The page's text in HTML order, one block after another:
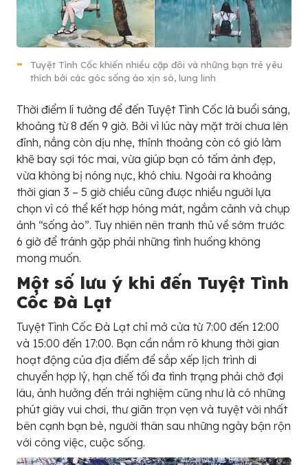
Tuyệt Tình Cốc khiến nhiều cặp đôi và những bạn trẻ yêu
thích bởi các góc sống ảo xịn sò, lung linh
Thời điểm lí tưởng để đến Tuyệt Tình Cốc là buổi sáng,
khoảng từ 8 đến 9 giờ. Bởi vì lúc này mặt trời chưa lên
đỉnh, nắng còn dịu nhẹ, thỉnh thoảng còn có gió làm
khẽ bay sợi tóc mai, vừa giúp bạn có tấm ảnh đẹp,
vừa không bị nóng nực, khó chiu. Ngoài ra khoảng
thời gian 3 – 5 giờ chiều cũng được nhiều người lựa
chọn vì có thể kết hợp hóng mát, ngắm cảnh và chụp
ảnh “sống ảo”. Tuy nhiên nên tranh thủ về sớm trước
6 giờ để tránh gặp phải những tình huống không
mong muốn.
Một số lưu ý khi đến Tuyệt Tình
Cốc Đà Lạt
Tuyệt Tình Cốc Đà Lạt chỉ mở cửa từ 7:00 đến 12:00
và 15:00 đến 17:00. Bạn cần nắm rõ khung thời gian
hoạt động của địa điểm để sắp xếp lịch trình di
chuyển hợp lý, hạn chế tối đa tình trạng phải chờ đợi
lâu, ảnh hưởng đến trải nghiệm cũng như là có những
phút giây vui chơi, thư giãn trọn vẹn và tuyệt vời nhất
bên cạnh bạn bè, người thân sau những ngày bận rộn
với công việc, cuộc sống.